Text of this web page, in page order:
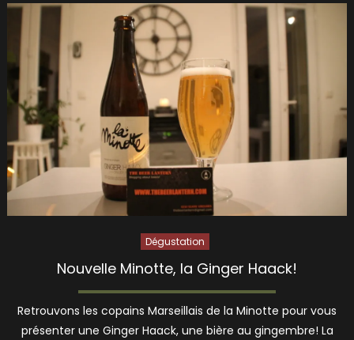
Dégustation
Nouvelle Minotte, la Ginger Haack!
Retrouvons les copains Marseillais de la Minotte pour vous
présenter une Ginger Haack, une bière au gingembre! La